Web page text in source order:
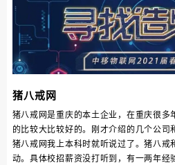
猪八戒网
猪八戒网是重庆的本土企业，在重庆很多
的比较大比较好的。刚才介绍的几个公司
猪八戒网我上本科时就听说过了。猪八戒
动。具体校招薪资没打听到，有一两年经